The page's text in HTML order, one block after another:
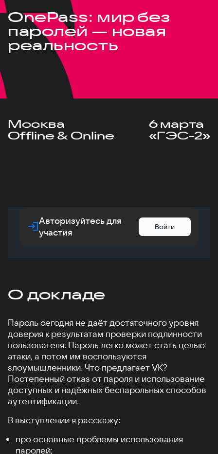
OnePass: мир без
паролей — новая
реальность
Москва
Offline & Online
6 марта
«ГЭС-2»
Авторизуйтесь для
участия
Войти
О докладе
Пароль сегодня не даёт достаточного уровня
доверия к результатам проверки подлинности
пользователя. Пароль легко может стать целью
атаки, а потом им воспользуются
злоумышленники. Что предлагает VK?
Постепенный отказ от пароля и использование
доступных и надёжных беспарольных способов
аутентификации.
В выступлении я расскажу:
про основные проблемы использования
паролей;